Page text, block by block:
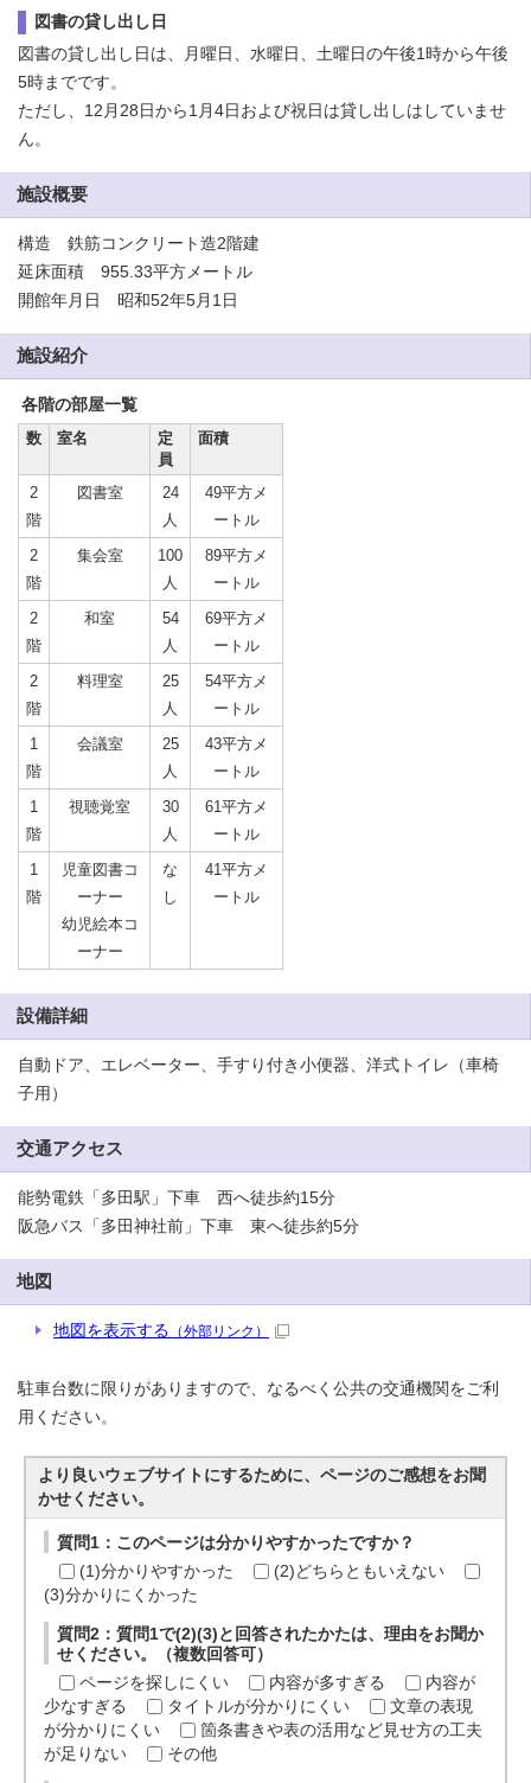
図書の貸し出し日
図書の貸し出し日は、月曜日、水曜日、土曜日の午後1時から午後
5時までです。
ただし、12月28日から1月4日および祝日は貸し出しはしていませ
ん。
施設概要
構造 鉄筋コンクリート造2階建
延床面積 955.33平方メートル
開館年月日 昭和52年5月1日
施設紹介
各階の部屋一覧
数
室名
定
員
面積
2
階
図書室
24
人
49平方メ
ートル
2
階
集会室
100
人
89平方メ
ートル
2
階
和室
54
人
69平方メ
ートル
2
階
料理室
25
人
54平方メ
ートル
1
階
会議室
25
人
43平方メ
ートル
1
階
視聴覚室
30
人
61平方メ
ートル
1
階
児童図書コ
ーナー
幼児絵本コ
ーナー
な
し
41平方メ
ートル
設備詳細
自動ドア、エレベーター、手すり付き小便器、洋式トイレ（車椅
子用）
交通アクセス
能勢電鉄「多田駅」下車 西へ徒歩約15分
阪急バス「多田神社前」下車 東へ徒歩約5分
地図
地図を表示する （外部リンク）
駐車台数に限りがありますので、なるべく公共の交通機関をご利
用ください。
より良いウェブサイトにするために、ページのご感想をお聞
かせください。
質問1：このページは分かりやすかったですか？
(1)分かりやすかった
(2)どちらともいえない
(3)分かりにくかった
質問2：質問1で(2)(3)と回答されたかたは、理由をお聞か
せください。（複数回答可）
ページを探しにくい
内容が多すぎる
内容が
少なすぎる
タイトルが分かりにくい
文章の表現
が分かりにくい
箇条書きや表の活用など見せ方の工夫
が足りない
その他